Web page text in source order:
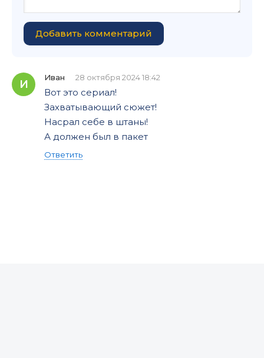
Добавить комментарий
И
Иван 28 октября 2024 18:42
Вот это сериал!
Захватывающий сюжет!
Насрал себе в штаны!
А должен был в пакет
Ответить